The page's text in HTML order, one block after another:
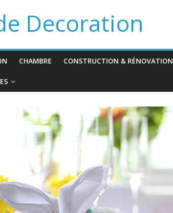
Decoration
CHAMBRE CONSTRUCTION & RÉNOVATION